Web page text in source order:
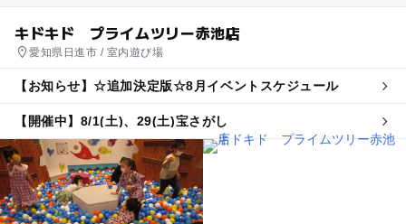
キドキド プライムツリー赤池店
愛知県日進市 / 室内遊び場
【お知らせ】☆追加決定版☆8月イベントスケジュール
【開催中】8/1(土)、29(土)宝さがし